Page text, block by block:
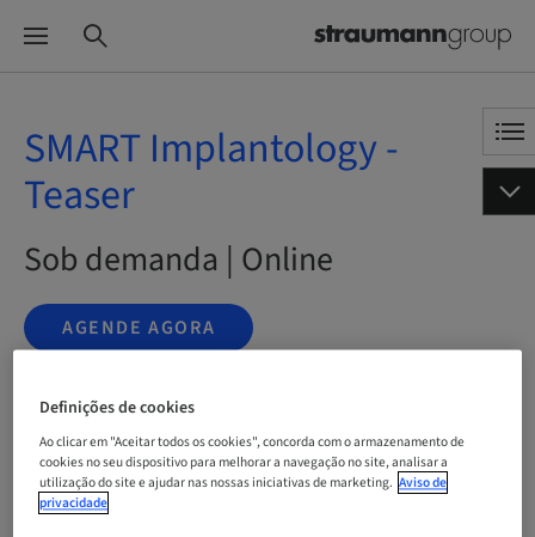
SMART Implantology -
Teaser
Sob demanda | Online
AGENDE AGORA
Status
bookable
Definições de cookies
Ao clicar em "Aceitar todos os cookies", concorda com o armazenamento de
cookies no seu dispositivo para melhorar a navegação no site, analisar a
utilização do site e ajudar nas nossas iniciativas de marketing. Aviso de
privacidade